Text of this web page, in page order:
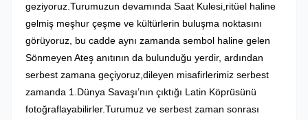
geziyoruz.Turumuzun devamında Saat Kulesi,ritüel haline
gelmiş meşhur çeşme ve kültürlerin buluşma noktasını
görüyoruz, bu cadde aynı zamanda sembol haline gelen
Sönmeyen Ateş anıtının da bulunduğu yerdir, ardından
serbest zamana geçiyoruz,dileyen misafirlerimiz serbest
zamanda 1.Dünya Savaşı’nın çıktığı Latin Köprüsünü
fotoğraflayabilirler.Turumuz ve serbest zaman sonrası